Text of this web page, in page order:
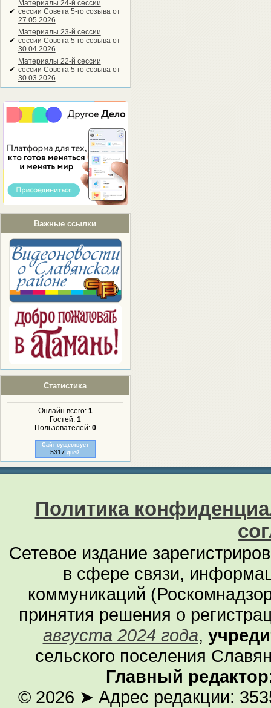
✔
Материалы 24-й сессии
сессии Совета 5-го созыва от
27.05.2026
✔
Материалы 23-й сессии
сессии Совета 5-го созыва от
30.04.2026
✔
Материалы 22-й сессии
сессии Совета 5-го созыва от
30.03.2026
Важные ссылки
Статистика
Онлайн всего: 1
Гостей: 1
Пользователей: 0
Сайт существует
5317 дней
Политика
Сетевое издание
в сфере связи,
коммуникаций
принятия решения о
августа 2024 года,
сельского поселения
Главный
© 2026 ➤ Адрес редакции: